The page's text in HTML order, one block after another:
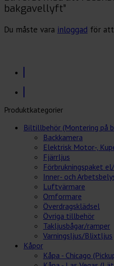
bakgavellyft”
Du måste vara inloggad för att
Produktkategorier
Biltillbehör (Montering på
Backkamera
Elektrisk Motor-,
Fjärrljus
Förbrukningspaket
Inner- och
Luftvärmare
Omformare
Överdragsklädsel
Övriga tillbehör
Takljusbågar/ramper
Varningsljus/Blixtljus
Kåpor
Kåpa - Chicago